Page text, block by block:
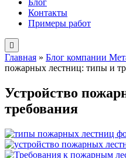
Блог
Контакты
Примеры работ
Главная » Блог компании
пожарных лестниц: типы и
Устройство
требования